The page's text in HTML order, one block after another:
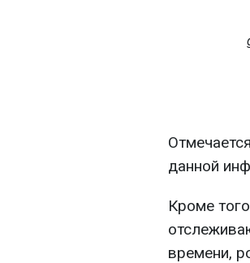
данной
Кроме
времени,